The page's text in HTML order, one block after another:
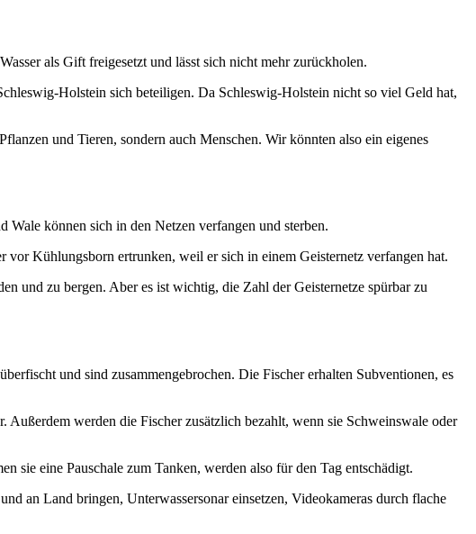
als Gift freigesetzt und lässt sich nicht mehr zurückholen.
Holstein sich beteiligen. Da Schleswig-Holstein nicht so viel Geld hat,
und Tieren, sondern auch Menschen. Wir könnten also ein eigenes
Wale können sich in den Netzen verfangen und sterben.
Kühlungsborn ertrunken, weil er sich in einem Geisternetz verfangen hat.
und zu bergen. Aber es ist wichtig, die Zahl der Geisternetze spürbar zu
und sind zusammengebrochen. Die Fischer erhalten Subventionen, es
werden die Fischer zusätzlich bezahlt, wenn sie Schweinswale oder
sie eine Pauschale zum Tanken, werden also für den Tag entschädigt.
an Land bringen, Unterwassersonar einsetzen, Videokameras durch flache